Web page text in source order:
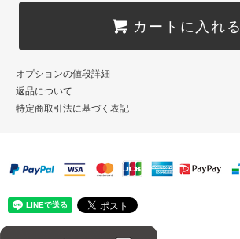
カートに入れる
オプションの値段詳細
返品について
特定商取引法に基づく表記